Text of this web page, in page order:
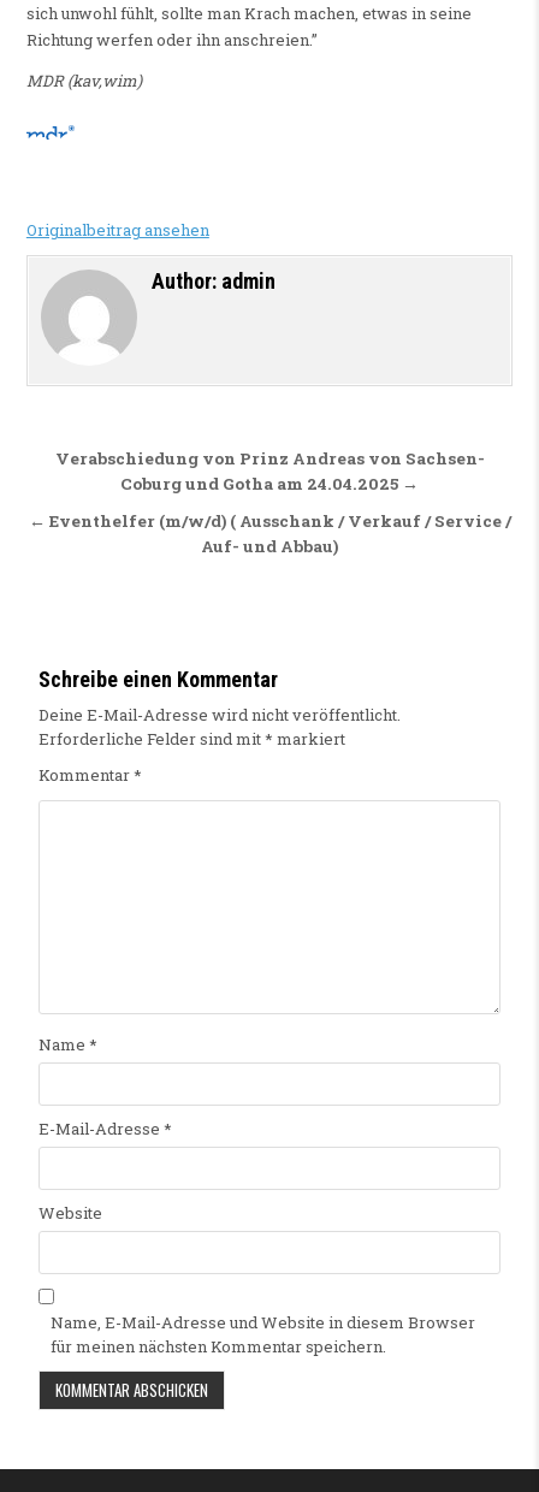
sich unwohl fühlt, sollte man Krach machen, etwas in seine
Richtung werfen oder ihn anschreien.”
MDR (kav,wim)
Originalbeitrag ansehen
Author: admin
Beitragsnavigation
Verabschiedung von Prinz Andreas von Sachsen-
Coburg und Gotha am 24.04.2025 →
← Eventhelfer (m/w/d) ( Ausschank / Verkauf / Service /
Auf- und Abbau)
Schreibe einen Kommentar
Deine E-Mail-Adresse wird nicht veröffentlicht.
Erforderliche Felder sind mit* markiert
Kommentar*
Name *
E-Mail-Adresse *
Website
Name, E-Mail-Adresse und Website in diesem Browser
für meinen nächsten Kommentar speichern.